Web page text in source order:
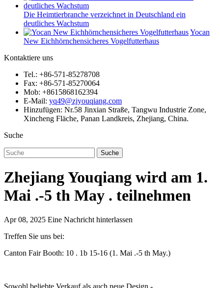
Die Heimtierbranche verzeichnet in Deutschland ein
deutliches Wachstum
Yocan
New Eichhörnchensicheres Vogelfutterhaus
Kontaktiere uns
Tel.: +86-571-85278708
Fax: +86-571-85270064
Mob: +8615868162394
E-Mail: yq49@zjyouqiang.com
Hinzufügen: Nr.58 Jinxian Straße, Tangwu Industrie Zone,
Xincheng Fläche, Panan Landkreis, Zhejiang, China.
Suche
Suche
Zhejiang Youqiang wird am 1.
Mai .-5 th May . teilnehmen
Apr 08, 2025 Eine Nachricht hinterlassen
Treffen Sie uns bei:
Canton Fair Booth: 10 . 1b 15-16 (1. Mai .-5 th May.)
Sowohl beliebte Verkauf als auch neue Design -